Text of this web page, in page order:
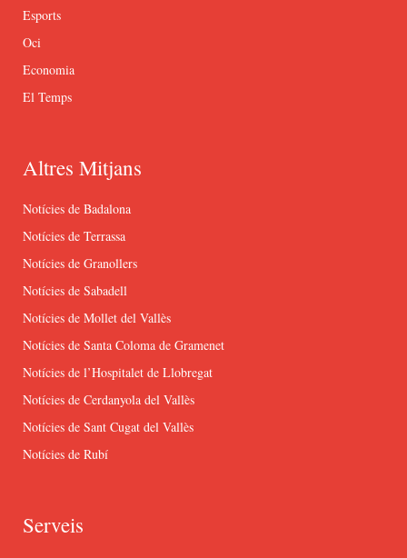
Esports
Oci
Economia
El Temps
Altres Mitjans
Notícies de Badalona
Notícies de Terrassa
Notícies de Granollers
Notícies de Sabadell
Notícies de Mollet del Vallès
Notícies de Santa Coloma de Gramenet
Notícies de l’Hospitalet de Llobregat
Notícies de Cerdanyola del Vallès
Notícies de Sant Cugat del Vallès
Notícies de Rubí
Serveis